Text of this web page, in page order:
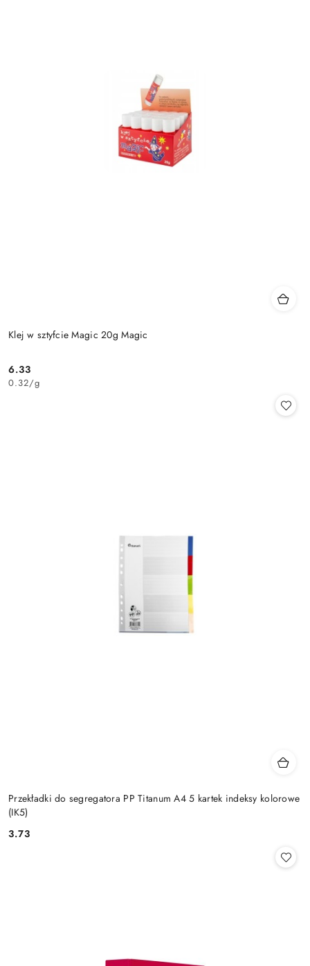
Klej w sztyfcie Magic 20g Magic
Cena:
6.33
0.32/g
Przekładki do segregatora PP Titanum A4 5 kartek indeksy kolorowe
(IK5)
Cena:
3.73